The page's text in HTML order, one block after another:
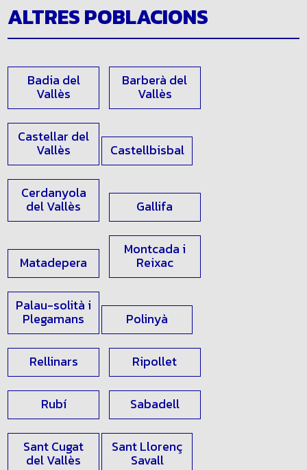
ALTRES POBLACIONS
Badia del
Vallès
Barberà del
Vallès
Castellar del
Vallès Castellbisbal
Cerdanyola
del Vallès Gallifa
Matadepera
Montcada i
Reixac
Palau-solità i
Plegamans Polinyà
Rellinars Ripollet
Rubí Sabadell
Sant Cugat
del Vallès
Sant Llorenç
Savall